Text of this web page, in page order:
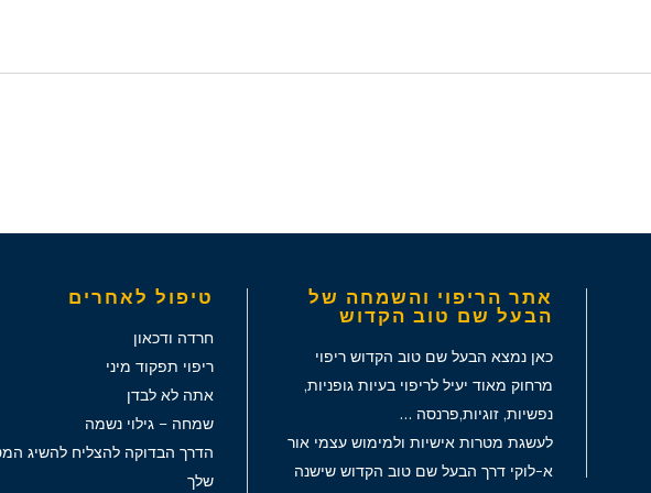
אתר הריפוי והשמחה של
הבעל שם טוב הקדוש
כאן נמצא הבעל שם טוב הקדוש ריפוי
מרחוק מאוד יעיל לריפוי בעיות גופניות,
נפשיות, זוגיות,פרנסה …
לעשגת מטרות אישיות ולמימוש עצמי אור
א-לוקי דרך הבעל שם טוב הקדוש שישנה
טיפול לאחרים
חרדה ודכאון
ריפוי תפקוד מיני
אתה לא לבדן
שמחה – גילוי נשמה
הדרך הבדוקה להצליח להשיג
שלך